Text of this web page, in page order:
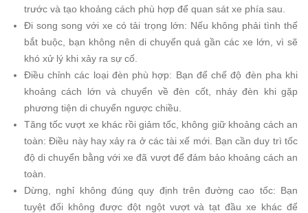
trước và tạo khoảng cách phù hợp để quan sát xe phía sau.
Đi song song với xe có tải trọng lớn: Nếu không phải tình thế
bắt buộc, bạn không nên di chuyển quá gần các xe lớn, vì sẽ
khó xử lý khi xảy ra sự cố.
Điều chỉnh các loại đèn phù hợp: Bạn để chế độ đèn pha khi
khoảng cách lớn và chuyển về đèn cốt, nháy đèn khi gặp
phương tiện di chuyển ngược chiều.
Tăng tốc vượt xe khác rồi giảm tốc, không giữ khoảng cách an
toàn: Điều này hay xảy ra ở các tài xế mới. Bạn cần duy trì tốc
độ di chuyển bằng với xe đã vượt để đảm bảo khoảng cách an
toàn.
Dừng, nghỉ không đúng quy định trên đường cao tốc: Bạn
tuyệt đối không được đột ngột vượt và tạt đầu xe khác để